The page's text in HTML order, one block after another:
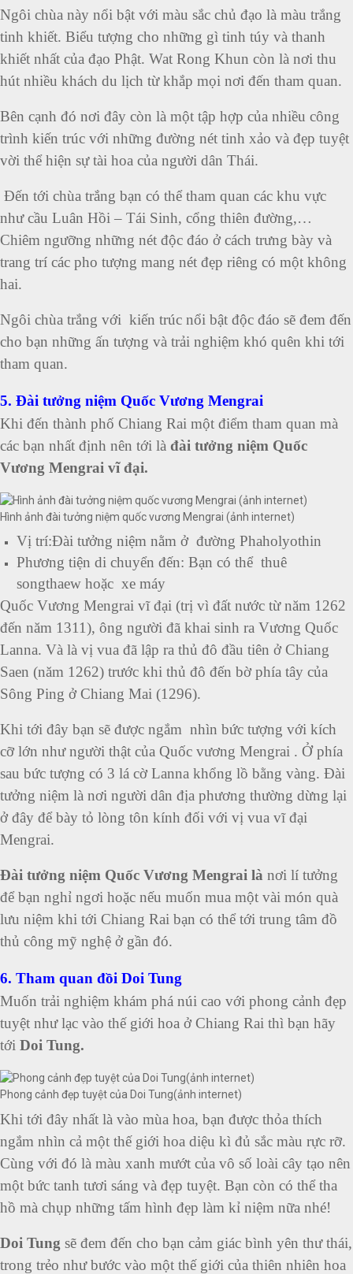
Ngôi chùa này nổi bật với màu sắc chủ đạo là màu trắng
tinh khiết. Biểu tượng cho những gì tinh túy và thanh
khiết nhất của đạo Phật. Wat Rong Khun còn là nơi thu
hút nhiều khách du lịch từ khắp mọi nơi đến tham quan.
Bên cạnh đó nơi đây còn là một tập hợp của nhiều công
trình kiến trúc với những đường nét tinh xảo và đẹp tuyệt
vời thể hiện sự tài hoa của người dân Thái.
Đến tới chùa trắng bạn có thể tham quan các khu vực
như cầu Luân Hồi – Tái Sinh, cổng thiên đường,…
Chiêm ngưỡng những nét độc đáo ở cách trưng bày và
trang trí các pho tượng mang nét đẹp riêng có một không
hai.
Ngôi chùa trắng với kiến trúc nổi bật độc đáo sẽ đem đến
cho bạn những ấn tượng và trải nghiệm khó quên khi tới
tham quan.
5. Đài tưởng niệm Quốc Vương Mengrai
Khi đến thành phố Chiang Rai một điểm tham quan mà
các bạn nhất định nên tới là đài tưởng niệm Quốc
Vương Mengrai vĩ đại.
Hình ảnh đài tưởng niệm quốc vương Mengrai (ảnh internet)
Vị trí:Đài tưởng niệm nằm ở đường Phaholyothin
Phương tiện di chuyển đến: Bạn có thể thuê
songthaew hoặc xe máy
Quốc Vương Mengrai vĩ đại (trị vì đất nước từ năm 1262
đến năm 1311), ông người đã khai sinh ra Vương Quốc
Lanna. Và là vị vua đã lập ra thủ đô đầu tiên ở Chiang
Saen (năm 1262) trước khi thủ đô đến bờ phía tây của
Sông Ping ở Chiang Mai (1296).
Khi tới đây bạn sẽ được ngắm nhìn bức tượng với kích
cỡ lớn như người thật của Quốc vương Mengrai . Ở phía
sau bức tượng có 3 lá cờ Lanna khổng lồ bằng vàng. Đài
tưởng niệm là nơi người dân địa phương thường dừng lại
ở đây để bày tỏ lòng tôn kính đối với vị vua vĩ đại
Mengrai.
Đài tưởng niệm Quốc Vương Mengrai là nơi lí tưởng
để bạn nghỉ ngơi hoặc nếu muốn mua một vài món quà
lưu niệm khi tới Chiang Rai bạn có thể tới trung tâm đồ
thủ công mỹ nghệ ở gần đó.
6. Tham quan đồi Doi Tung
Muốn trải nghiệm khám phá núi cao với phong cảnh đẹp
tuyệt như lạc vào thế giới hoa ở Chiang Rai thì bạn hãy
tới Doi Tung.
Phong cảnh đẹp tuyệt của Doi Tung(ảnh internet)
Khi tới đây nhất là vào mùa hoa, bạn được thỏa thích
ngắm nhìn cả một thế giới hoa diệu kì đủ sắc màu rực rỡ.
Cùng với đó là màu xanh mướt của vô số loài cây tạo nên
một bức tanh tươi sáng và đẹp tuyệt. Bạn còn có thể tha
hồ mà chụp những tấm hình đẹp làm kỉ niệm nữa nhé!
Doi Tung sẽ đem đến cho bạn cảm giác bình yên thư thái,
trong trẻo như bước vào một thế giới của thiên nhiên hoa